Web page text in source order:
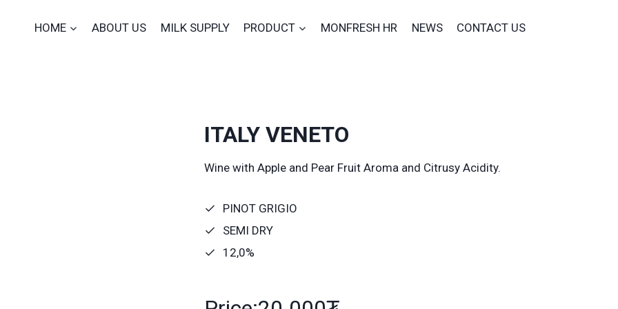
HOME ABOUT US MILK SUPPLY PRODUCT MONFRESH HR NEWS CONTACT US
ITALY VENETO
Wine with Apple and Pear Fruit Aroma and Citrusy Acidity.
PINOT GRIGIO
SEMI DRY
12,0%